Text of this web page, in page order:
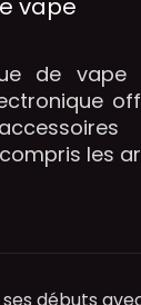
vape
de
les
ses débuts